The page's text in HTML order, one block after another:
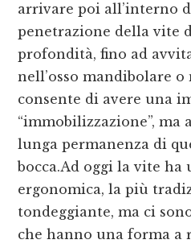
arrivare poi all’interno
penetrazione della vite
profondità, fino ad
nell’osso mandibolare o
consente di avere una
“immobilizzazione”, ma
lunga permanenza di
bocca.Ad oggi la vite
ergonomica, la più
tondeggiante, ma ci
che hanno una forma a